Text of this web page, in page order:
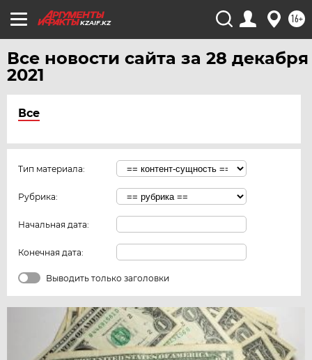
KZAIF.KZ 16+
Все новости сайта за 28 декабря
2021
Все
Тип материала:
Рубрика:
Начальная дата:
Конечная дата:
Выводить только заголовки